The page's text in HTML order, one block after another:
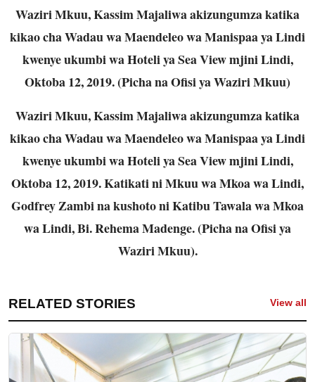
Waziri Mkuu, Kassim Majaliwa akizungumza katika
kikao cha Wadau wa Maendeleo wa Manispaa ya Lindi
kwenye ukumbi wa Hoteli ya Sea View mjini Lindi,
Oktoba 12, 2019. (Picha na Ofisi ya Waziri Mkuu)
Waziri Mkuu, Kassim Majaliwa akizungumza katika
kikao cha Wadau wa Maendeleo wa Manispaa ya Lindi
kwenye ukumbi wa Hoteli ya Sea View mjini Lindi,
Oktoba 12, 2019. Katikati ni Mkuu wa Mkoa wa Lindi,
Godfrey Zambi na kushoto ni Katibu Tawala wa Mkoa
wa Lindi, Bi. Rehema Madenge. (Picha na Ofisi ya
Waziri Mkuu).
RELATED STORIES View all